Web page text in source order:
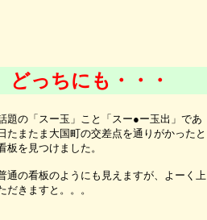
どっちにも・・・
題の「スー玉」こと「スー●ー玉出」であ
たまたま大国町の交差点を通りがかったと
板を見つけました。
通の看板のようにも見えますが、よーく上
だきますと。。。